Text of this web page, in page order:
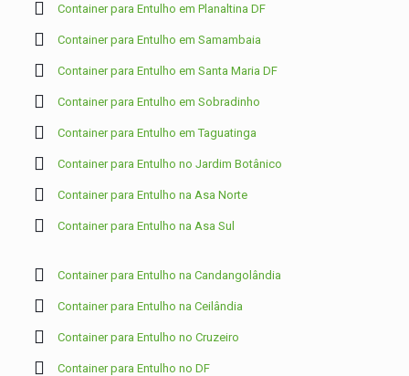
Container para Entulho em Planaltina DF
Container para Entulho em Samambaia
Container para Entulho em Santa Maria DF
Container para Entulho em Sobradinho
Container para Entulho em Taguatinga
Container para Entulho no Jardim Botânico
Container para Entulho na Asa Norte
Container para Entulho na Asa Sul
Container para Entulho na Candangolândia
Container para Entulho na Ceilândia
Container para Entulho no Cruzeiro
Container para Entulho no DF